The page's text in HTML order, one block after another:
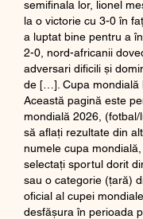
semifinala lor, lionel
la o victorie cu 3-0 în
a luptat bine pentru a
2-0, nord-africanii
adversari dificili și
de […]. Cupa mondială
Această pagină este
mondială 2026,
să aflați rezultate din
numele cupa
selectați sportul dorit
sau o categorie (țară)
oficial al cupei
desfășura în perioada